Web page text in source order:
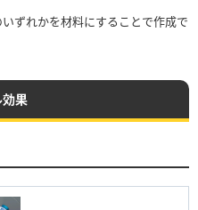
ずれかを材料にすることで作成で
果